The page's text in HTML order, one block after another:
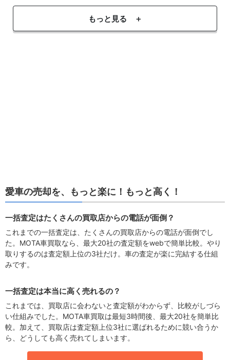
もっと見る ＋
愛車の売却を、もっと楽に！もっと高く！
一括査定はたくさんの買取店からの電話が面倒？
これまでの一括査定は、たくさんの買取店からの電話が面倒でし
た。MOTA車買取なら、最大20社の査定額をwebで簡単比較。やり
取りするのは査定額上位の3社だけ。車の査定が楽に完結する仕組
みです。
一括査定は本当に高く売れるの？
これまでは、買取店に会わないと査定額がわからず、比較がしづら
い仕組みでした。MOTA車買取は最短3時間後、最大20社を簡単比
較。加えて、買取店は査定額上位3社に選ばれるために競い合うか
ら、どうしても高く売れてしまいます。